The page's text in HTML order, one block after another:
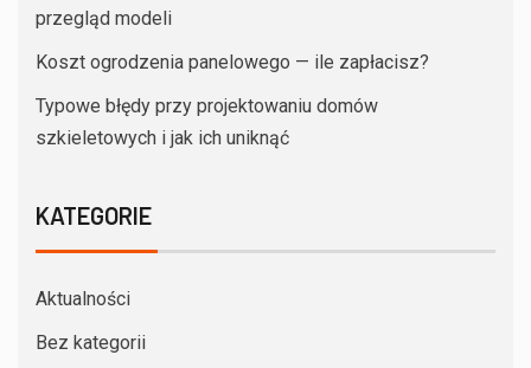
przegląd modeli
Koszt ogrodzenia panelowego — ile zapłacisz?
Typowe błędy przy projektowaniu domów
szkieletowych i jak ich uniknąć
KATEGORIE
Aktualności
Bez kategorii